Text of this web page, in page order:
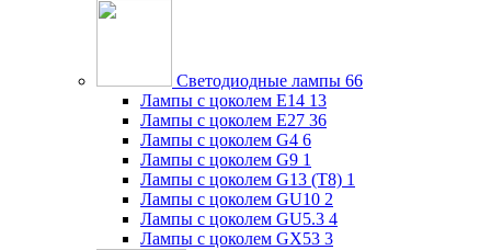
Светодиодные лампы 66
Лампы с цоколем E14 13
Лампы с цоколем E27 36
Лампы с цоколем G4 6
Лампы с цоколем G9 1
Лампы с цоколем G13 (Т8) 1
Лампы с цоколем GU10 2
Лампы с цоколем GU5.3 4
Лампы с цоколем GX53 3